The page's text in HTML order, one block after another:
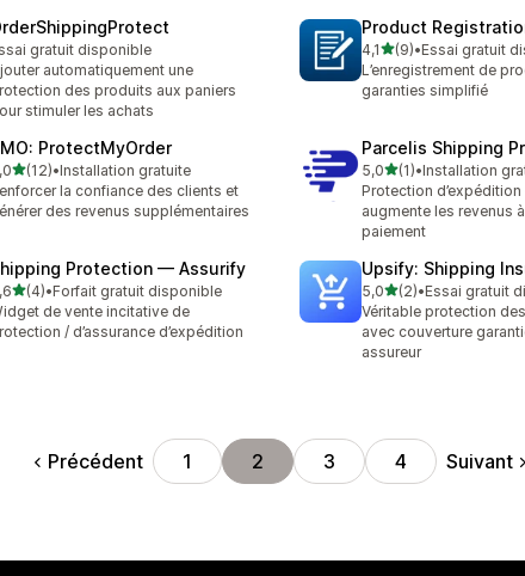
gratuit disponible
automatiquement une
des produits aux paniers
stimuler les achats
Product
4,1étoile(s) sur 5
(9)
9 avis au total
•Essai gratuit
L’enregistrement de
garanties simplifié
ProtectMyOrder
étoile(s) sur 5
(12)
avis au total
•Installation gratuite
la confiance des clients et
des revenus supplémentaires
Parcelis Shipping
5,0étoile(s) sur 5
(1)
1 avis au total
•Installation
Protection
augmente les revenus
paiement
Protection — Assurify
étoile(s) sur 5
(4)
avis au total
•Forfait gratuit disponible
de vente incitative de
/ d’assurance d’expédition
Upsify: Shipping
5,0étoile(s) sur 5
(2)
2 avis au total
•Essai gratuit
Véritable protection
avec couverture
assureur
Précédent 1 2 3 4 Suivant